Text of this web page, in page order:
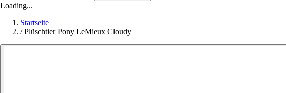
Loading...
Startseite
/ Plüschtier Pony LeMieux Cloudy